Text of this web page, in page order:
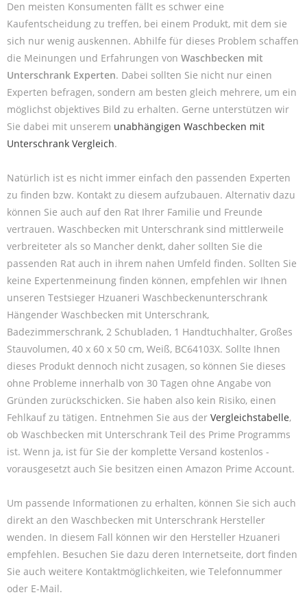
Den meisten Konsumenten fällt es schwer eine
Kaufentscheidung zu treffen, bei einem Produkt, mit dem sie
sich nur wenig auskennen. Abhilfe für dieses Problem schaffen
die Meinungen und Erfahrungen von Waschbecken mit
Unterschrank Experten. Dabei sollten Sie nicht nur einen
Experten befragen, sondern am besten gleich mehrere, um ein
möglichst objektives Bild zu erhalten. Gerne unterstützen wir
Sie dabei mit unserem unabhängigen Waschbecken mit
Unterschrank Vergleich.
Natürlich ist es nicht immer einfach den passenden Experten
zu finden bzw. Kontakt zu diesem aufzubauen. Alternativ dazu
können Sie auch auf den Rat Ihrer Familie und Freunde
vertrauen. Waschbecken mit Unterschrank sind mittlerweile
verbreiteter als so Mancher denkt, daher sollten Sie die
passenden Rat auch in ihrem nahen Umfeld finden. Sollten Sie
keine Expertenmeinung finden können, empfehlen wir Ihnen
unseren Testsieger Hzuaneri Waschbeckenunterschrank
Hängender Waschbecken mit Unterschrank,
Badezimmerschrank, 2 Schubladen, 1 Handtuchhalter, Großes
Stauvolumen, 40 x 60 x 50 cm, Weiß, BC64103X. Sollte Ihnen
dieses Produkt dennoch nicht zusagen, so können Sie dieses
ohne Probleme innerhalb von 30 Tagen ohne Angabe von
Gründen zurückschicken. Sie haben also kein Risiko, einen
Fehlkauf zu tätigen. Entnehmen Sie aus der Vergleichstabelle,
ob Waschbecken mit Unterschrank Teil des Prime Programms
ist. Wenn ja, ist für Sie der komplette Versand kostenlos -
vorausgesetzt auch Sie besitzen einen Amazon Prime Account.
Um passende Informationen zu erhalten, können Sie sich auch
direkt an den Waschbecken mit Unterschrank Hersteller
wenden. In diesem Fall können wir den Hersteller Hzuaneri
empfehlen. Besuchen Sie dazu deren Internetseite, dort finden
Sie auch weitere Kontaktmöglichkeiten, wie Telefonnummer
oder E-Mail.